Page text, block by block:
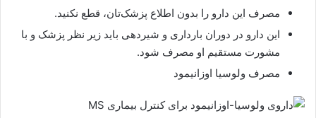
مصرف این دارو را بدون اطلاع پزشک‌تان، قطع نکنید.
این دارو در دوران بارداری و شیردهی باید زیر نظر پزشک و با
مشورت مستقیم او مصرف شود.
مصرف ولوسیا اوزانیمود